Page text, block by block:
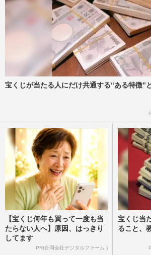
宝くじが当たる人にだけ共通する“ある特徴”
【宝くじ何年も買って一度も当
たらない人へ】原因、はっきり
してます
PR(合同会社デジタルファーム )
宝くじ当
ること、